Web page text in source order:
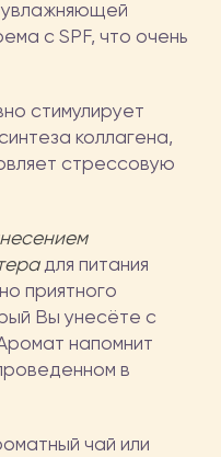
с SPF, что очень
стимулирует
коллагена,
стрессовую
для питания
приятного
Вы унесёте с
напомнит
в
чай или